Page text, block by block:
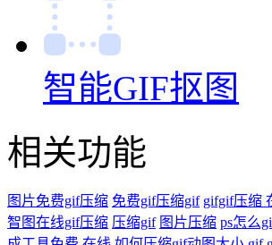
智能GIF抠图
相关功能
图片免费gif压缩 免费gif压缩gif gifgif压缩
智图在线gif压缩 压缩gif 图片压缩 ps怎么